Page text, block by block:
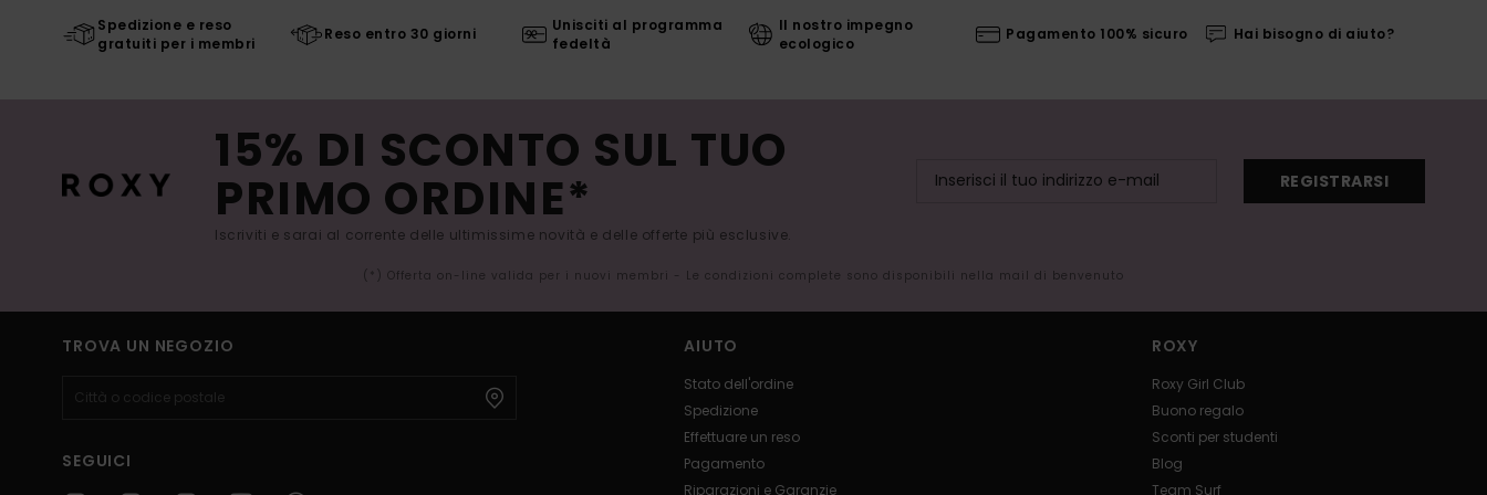
Spedizione e reso
gratuiti per i membri
Reso entro 30 giorni
Unisciti al programma
fedeltà
Il nostro impegno
ecologico
Pagamento 100% sicuro Hai bisogno di aiuto?
15% DI SCONTO SUL TUO
PRIMO ORDINE*
Iscriviti e sarai al corrente delle ultimissime novità e delle offerte più esclusive.
REGISTRARSI
(*) Offerta on-line valida per i nuovi membri - Le condizioni complete sono disponibili nella mail di benvenuto
TROVA UN NEGOZIO
SEGUICI
AIUTO
Stato dell'ordine
Spedizione
Effettuare un reso
Pagamento
Riparazioni e Garanzie
ROXY
Roxy Girl Club
Buono regalo
Sconti per studenti
Blog
Team Surf